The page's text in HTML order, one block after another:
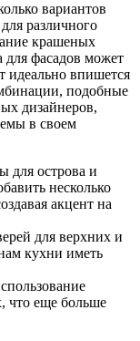
вариантов
различного
крашеных
для фасадов может
идеально впишется
подобные
дизайнеров,
в своем
для острова и
несколько
акцент на
для верхних и
кухни иметь
что еще больше